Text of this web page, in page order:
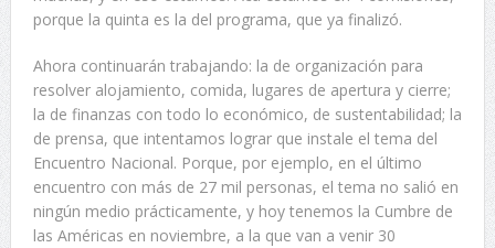
porque la quinta es la del programa, que ya finalizó.
Ahora continuarán trabajando: la de organización para
resolver alojamiento, comida, lugares de apertura y cierre;
la de finanzas con todo lo económico, de sustentabilidad; la
de prensa, que intentamos lograr que instale el tema del
Encuentro Nacional. Porque, por ejemplo, en el último
encuentro con más de 27 mil personas, el tema no salió en
ningún medio prácticamente, y hoy tenemos la Cumbre de
las Américas en noviembre, a la que van a venir 30